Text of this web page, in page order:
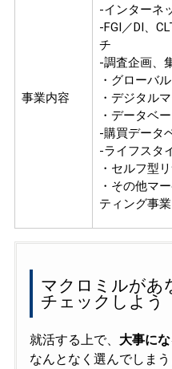
事業内容
-インターネ
-FGI／DI、
チ
-調査企画、
・グローバ
・デジタル
・データベ
-購買データ
-ライフスタ
・セルフ型
・その他マ
ティング事業
マクロミルがあ
チェックしよう
就活する上で、 大事に
なんとなく選んでしま